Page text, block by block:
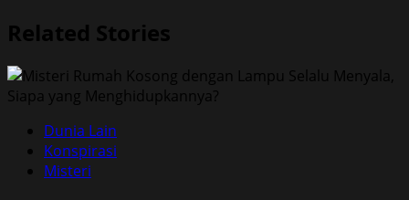
Related Stories
Dunia Lain
Konspirasi
Misteri